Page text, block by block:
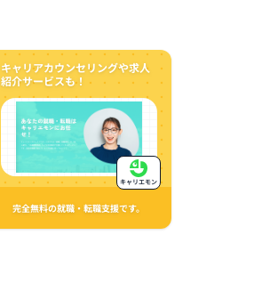
キャリアカウンセリングや求人
紹介サービスも！
完全無料の就職・転職支援です。
キャリエモン